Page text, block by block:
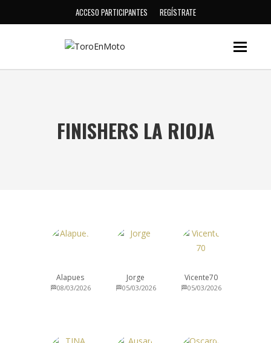
ACCESO PARTICIPANTES REGÍSTRATE
FINISHERS LA RIOJA
Alapues
🏁08/03/2026
Jorge
🏁05/03/2026
Vicente70
🏁05/03/2026